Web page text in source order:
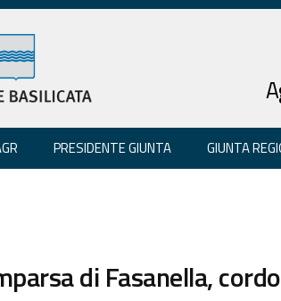
PRESIDENTE GIUNTA GIUNTA
di Fasanella,